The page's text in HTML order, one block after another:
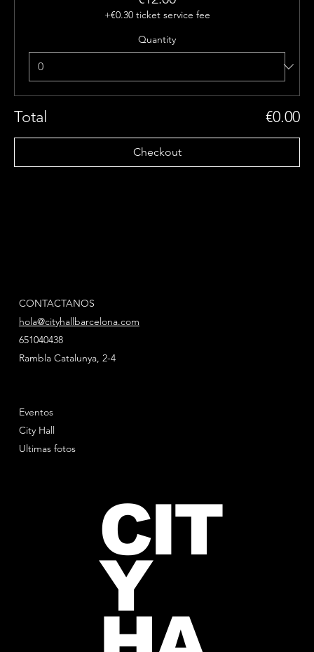
+€0.30 ticket service fee
Quantity
Total €0.00
Checkout
Eventos
City Hall
Ultimas fotos
CIT
Y
CONTACTANOS
hola@cityhallbarcelona.com
651040438
Rambla Catalunya, 2-4